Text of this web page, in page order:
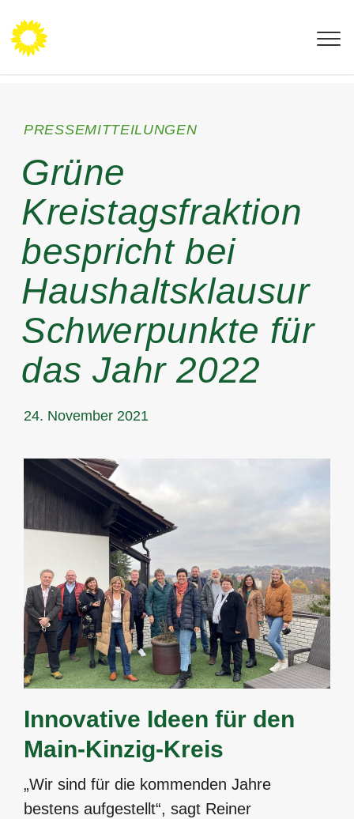
PRESSEMITTEILUNGEN
Grüne
Kreistagsfraktion
bespricht bei
Haushaltsklausur
Schwerpunkte für
das Jahr 2022
24. November 2021
Innovative Ideen für den
Main-Kinzig-Kreis
„Wir sind für die kommenden Jahre
bestens aufgestellt“, sagt Reiner